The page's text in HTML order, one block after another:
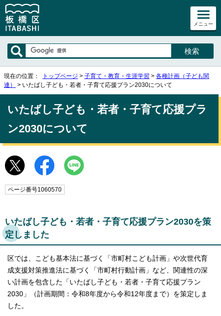
メニュー
現在の位置： トップページ > 子育て・教育・生涯学習 > 各種計画（子ども関
連）
> いたばし子ども・若者・子育て応援プラン2030について
いたばし子ども・若者・子育て応援プラ
ン2030について
ページ番号1060570
いたばし子ども・若者・子育て応援プラン2030を策
定しました
区では、こども基本法に基づく「市町村こども計画」や次世代育
成支援対策推進法に基づく「市町村行動計画」など、関連性の深
い計画を包含した「いたばし子ども・若者・子育て応援プラン
2030」（計画期間：令和8年度から令和12年度まで）を策定しま
した。